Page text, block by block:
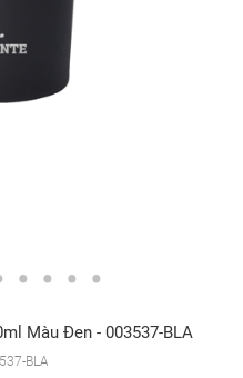
Màu Đen - 003537-BLA
BLA